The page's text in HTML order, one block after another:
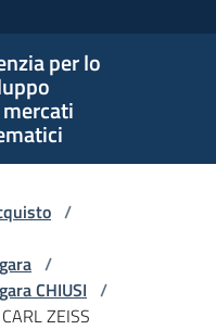
per lo
/
/
CHIUSI /
ZEISS